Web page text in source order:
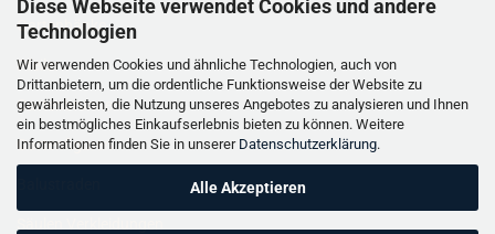
Diese Webseite verwendet Cookies und andere
Technologien
Wir verwenden Cookies und ähnliche Technologien, auch von
Drittanbietern, um die ordentliche Funktionsweise der Website zu
gewährleisten, die Nutzung unseres Angebotes zu analysieren und Ihnen
ein bestmögliches Einkaufserlebnis bieten zu können. Weitere
Informationen finden Sie in unserer Datenschutzerklärung.
Alle Akzeptieren
Gartenbänke
Pfeiler
Gartenbrunnen
Gartenfiguren